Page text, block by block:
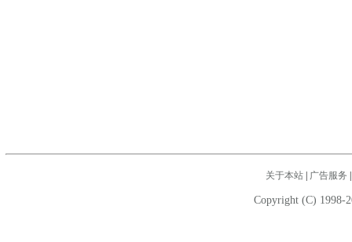
关于本站| 广告服务
Copyright (C) 1998-